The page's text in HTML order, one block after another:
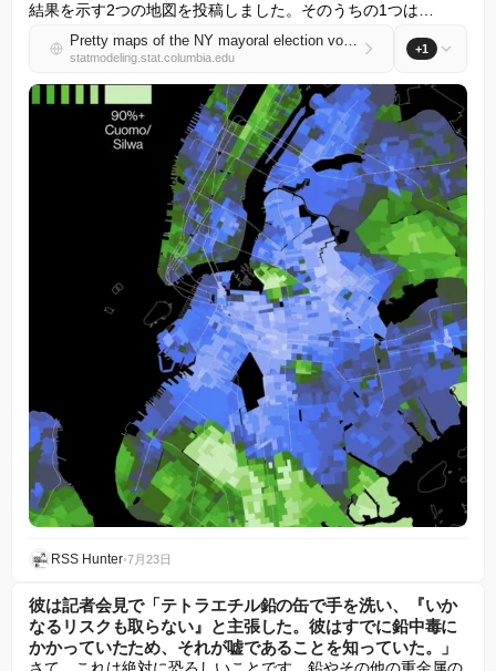
結果を示す2つの地図を投稿しました。そのうちの1つは…
Pretty maps of the NY mayoral election vote. (The meta-point here is that people have a (false) intuition that any complicated piece of information can be conveyed in a single plot.)
statmodeling.stat.columbia.edu
+1
RSS Hunter•7月23日
彼は記者会見で「テトラエチル鉛の缶で手を洗い、『いか
なるリスクも取らない』と主張した。彼はすでに鉛中毒に
かかっていたため、それが嘘であることを知っていた。」